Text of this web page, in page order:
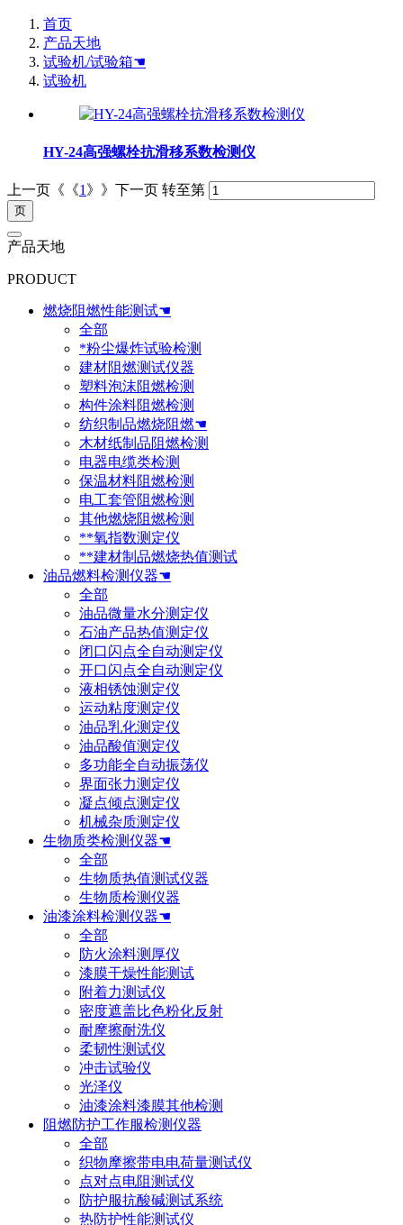
首页
产品天地
试验机/试验箱☚
试验机
HY-24高强螺栓抗滑移系数检测仪
上一页《《1 》》下一页 转至第
产品天地
PRODUCT
燃烧阻燃性能测试☚
全部
*粉尘爆炸试验检测
建材阻燃测试仪器
塑料泡沫阻燃检测
构件涂料阻燃检测
纺织制品燃烧阻燃☚
木材纸制品阻燃检测
电器电缆类检测
保温材料阻燃检测
电工套管阻燃检测
其他燃烧阻燃检测
**氧指数测定仪
**建材制品燃烧热值测试
油品燃料检测仪器☚
全部
油品微量水分测定仪
石油产品热值测定仪
闭口闪点全自动测定仪
开口闪点全自动测定仪
液相锈蚀测定仪
运动粘度测定仪
油品乳化测定仪
油品酸值测定仪
多功能全自动振荡仪
界面张力测定仪
凝点倾点测定仪
机械杂质测定仪
生物质类检测仪器☚
全部
生物质热值测试仪器
生物质检测仪器
油漆涂料检测仪器☚
全部
防火涂料测厚仪
漆膜干燥性能测试
附着力测试仪
密度遮盖比色粉化反射
耐摩擦耐洗仪
柔韧性测试仪
冲击试验仪
光泽仪
油漆涂料漆膜其他检测
阻燃防护工作服检测仪器
全部
织物摩擦带电电荷量测试仪
点对点电阻测试仪
防护服抗酸碱测试系统
热防护性能测试仪